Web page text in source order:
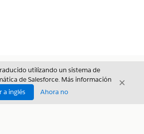
utilizando un sistema de
de Salesforce. Más información
a inglés Ahora no
Cerrar